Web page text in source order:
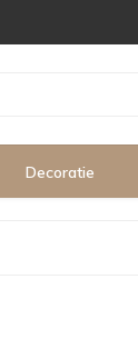
Decoratie